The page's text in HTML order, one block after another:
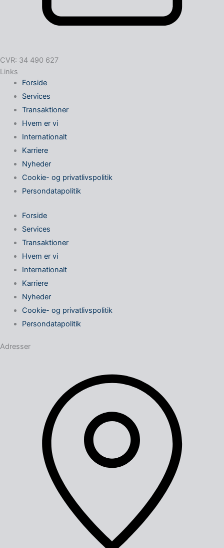
CVR: 34 490 627
Links
Forside
Services
Transaktioner
Hvem er vi
Internationalt
Karriere
Nyheder
Cookie- og privatlivspolitik
Persondatapolitik
Forside
Services
Transaktioner
Hvem er vi
Internationalt
Karriere
Nyheder
Cookie- og privatlivspolitik
Persondatapolitik
Adresser